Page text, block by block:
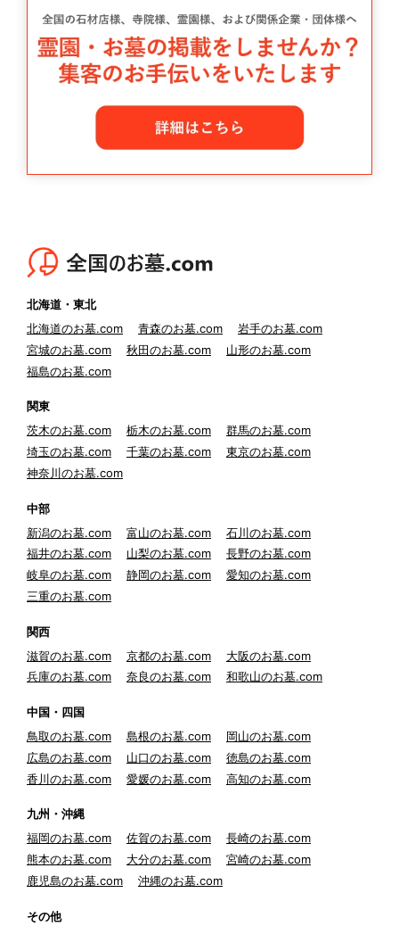
北海道・東北
北海道のお墓.com
青森のお墓.com
岩手のお墓.com
宮城のお墓.com
秋田のお墓.com
山形のお墓.com
福島のお墓.com
関東
茨木のお墓.com
栃木のお墓.com
群馬のお墓.com
埼玉のお墓.com
千葉のお墓.com
東京のお墓.com
神奈川のお墓.com
中部
新潟のお墓.com
富山のお墓.com
石川のお墓.com
福井のお墓.com
山梨のお墓.com
長野のお墓.com
岐阜のお墓.com
静岡のお墓.com
愛知のお墓.com
三重のお墓.com
関西
滋賀のお墓.com
京都のお墓.com
大阪のお墓.com
兵庫のお墓.com
奈良のお墓.com 和歌山のお墓.com
中国・四国
鳥取のお墓.com
島根のお墓.com
岡山のお墓.com
広島のお墓.com
山口のお墓.com
徳島のお墓.com
香川のお墓.com
愛媛のお墓.com 高知のお墓.com
九州・沖縄
福岡のお墓.com
佐賀のお墓.com
長崎のお墓.com
熊本のお墓.com
大分のお墓.com
宮崎のお墓.com
鹿児島のお墓.com
沖縄のお墓.com
その他